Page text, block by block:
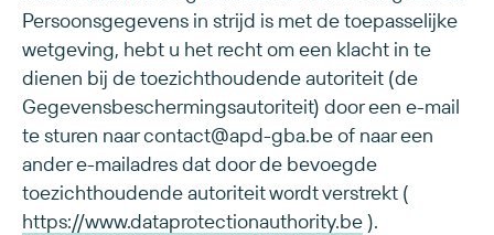
Persoonsgegevens in strijd is met de toepasselijke
wetgeving, hebt u het recht om een klacht in te
dienen bij de toezichthoudende autoriteit (de
Gegevensbeschermingsautoriteit) door een e-mail
te sturen naar contact@apd-gba.be of naar een
ander e-mailadres dat door de bevoegde
toezichthoudende autoriteit wordt verstrekt (
https://www.dataprotectionauthority.be).